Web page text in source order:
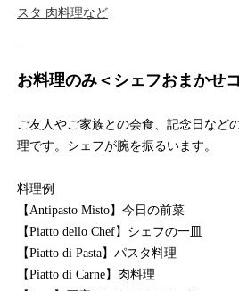
スタ 肉料理など
お料理のみ＜シェフおまかせ
ご友人やご家族との会食、記念日など
理です。シェフが腕を振るいます。
料理例
【Antipasto Misto】今日の前菜
【Piatto dello Chef】シェフの一皿
【Piatto di Pasta】パスタ料理
【Piatto di Carne】肉料理